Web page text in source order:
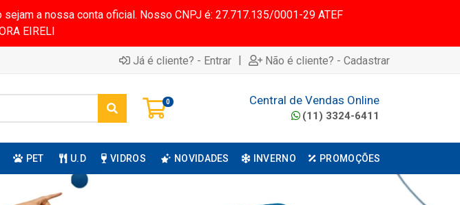
a nossa conta oficial. Nosso CNPJ é: 27.717.135/0001-29 ATEF
EIRELI
Já é cliente? - Entrar | Não é cliente? - Cadastrar
0 Central de Vendas Online
(11) 3324-6411
PET U.D VIDROS NOVIDADES INVERNO PROMOÇÕES